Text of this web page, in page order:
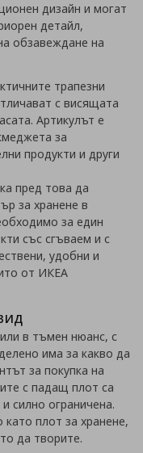
дизайн и могат
детайл,
обзавеждане на
трапезни
с висящата
Артикулът е
за
продукти и други
пред това да
за хранене в
за един
със сгъваем и с
удобни и
от ИКЕА
в тъмен нюанс, с
има за какво да
за покупка на
с падащ плот са
силно ограничена.
плот за хранене,
да творите.